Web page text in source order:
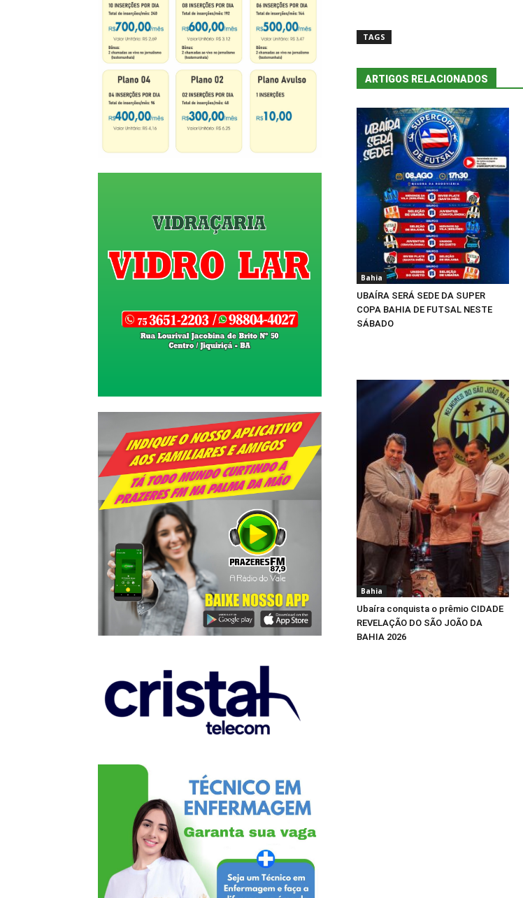
TAGS
ARTIGOS RELACIONADOS
Bahia
UBAÍRA SERÁ SEDE DA SUPER
COPA BAHIA DE FUTSAL NESTE
SÁBADO
Bahia
Ubaíra conquista o prêmio CIDADE
REVELAÇÃO DO SÃO JOÃO DA
BAHIA 2026